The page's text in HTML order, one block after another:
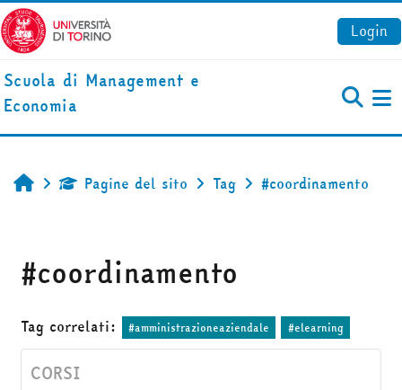
Vai al contenuto principale
Login
Scuola di Management e
Economia
HomePagine del sito Tag #coordinamento
#coordinamento
Tag correlati: #amministrazioneaziendale #elearning
CORSI